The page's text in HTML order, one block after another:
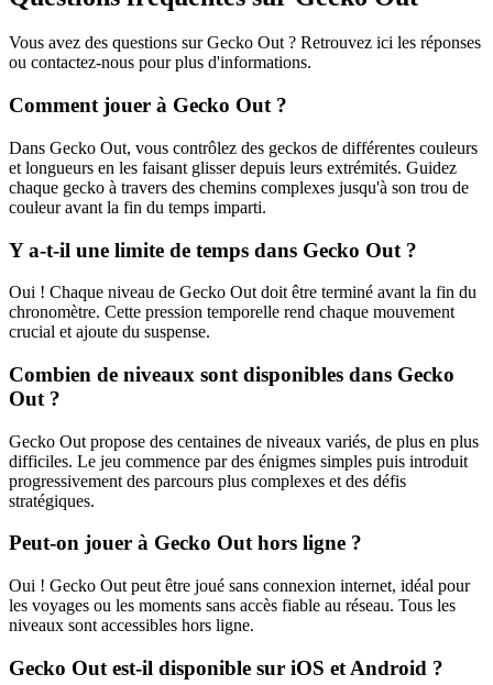
Vous avez des questions sur Gecko Out ? Retrouvez ici les réponses
ou contactez-nous pour plus d'informations.
Comment jouer à Gecko Out ?
Dans Gecko Out, vous contrôlez des geckos de différentes couleurs
et longueurs en les faisant glisser depuis leurs extrémités. Guidez
chaque gecko à travers des chemins complexes jusqu'à son trou de
couleur avant la fin du temps imparti.
Y a-t-il une limite de temps dans Gecko Out ?
Oui ! Chaque niveau de Gecko Out doit être terminé avant la fin du
chronomètre. Cette pression temporelle rend chaque mouvement
crucial et ajoute du suspense.
Combien de niveaux sont disponibles dans Gecko
Out ?
Gecko Out propose des centaines de niveaux variés, de plus en plus
difficiles. Le jeu commence par des énigmes simples puis introduit
progressivement des parcours plus complexes et des défis
stratégiques.
Peut-on jouer à Gecko Out hors ligne ?
Oui ! Gecko Out peut être joué sans connexion internet, idéal pour
les voyages ou les moments sans accès fiable au réseau. Tous les
niveaux sont accessibles hors ligne.
Gecko Out est-il disponible sur iOS et Android ?